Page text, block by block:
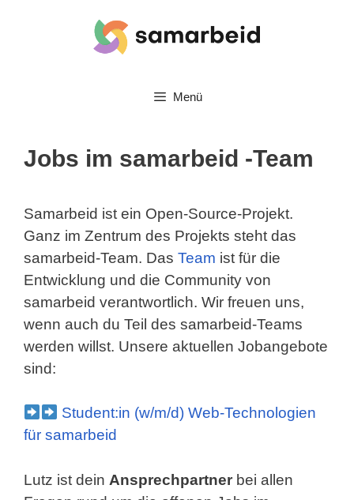
Menü
Jobs im samarbeid -Team
Samarbeid ist ein Open-Source-Projekt.
Ganz im Zentrum des Projekts steht das
samarbeid-Team. Das Team ist für die
Entwicklung und die Community von
samarbeid verantwortlich. Wir freuen uns,
wenn auch du Teil des samarbeid-Teams
werden willst. Unsere aktuellen Jobangebote
sind:
Student:in (w/m/d) Web-Technologien
für samarbeid
Lutz ist dein Ansprechpartner bei allen